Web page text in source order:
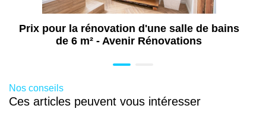
Prix pour la rénovation d'une salle de bains
de 6 m² - Avenir Rénovations
Nos conseils
Ces articles peuvent vous intéresser